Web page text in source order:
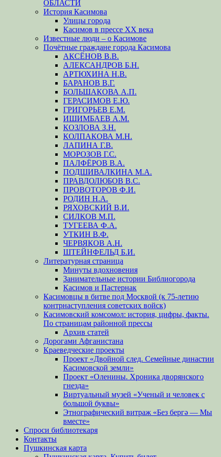
ОБЛАСТИ
История Касимова
Улицы города
Касимов в прессе XX века
Известные люди – о Касимове
Почётные граждане города Касимова
АКСЁНОВ В.В.
АЛЕКСАНДРОВ Б.Н.
АРТЮХИНА Н.В.
БАРАНОВ В.Г.
БОЛЬШАКОВА А.П.
ГЕРАСИМОВ Е.Ю.
ГРИГОРЬЕВ Е.М.
ИШИМБАЕВ А.М.
КОЗЛОВА З.Н.
КОЛПАКОВА М.Н.
ЛАПИНА Г.В.
МОРОЗОВ Г.С.
ПАЛФЁРОВ В.А.
ПОДШИВАЛКИНА М.А.
ПРАВДОЛЮБОВ В.С.
ПРОВОТОРОВ Ф.И.
РОДИН Н.А.
РЯХОВСКИЙ В.И.
СИЛКОВ М.П.
ТУГЕЕВА Ф.А.
УТКИН В.Ф.
ЧЕРВЯКОВ А.Н.
ШТЕЙНФЕЛЬД Б.И.
Литературная страница
Минуты вдохновения
Занимательные истории Библиогорода
Касимов и Пастернак
Касимовцы в битве под Москвой (к 75-летию
контрнаступления советских войск)
Касимовский комсомол: история, цифры, факты.
По страницам районной прессы
Архив статей
Дорогами Афганистана
Краеведческие проекты
Проект «Двойной след. Семейные династии
Касимовской земли»
Проект «Оленины. Хроника дворянского
гнезда»
Виртуальный музей «Ученый и человек с
большой буквы»
Этнографический витраж «Без бергə — Мы
вместе»
Спроси библиотекаря
Контакты
Пушкинская карта